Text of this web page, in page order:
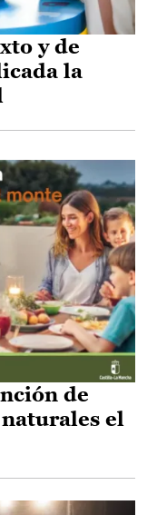
y de
la
de
el